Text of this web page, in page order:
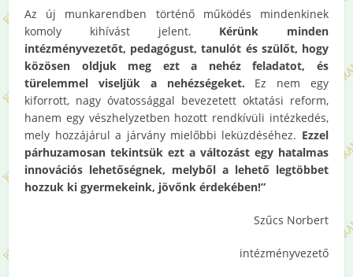
Az új munkarendben történő működés mindenkinek
komoly kihívást jelent. Kérünk minden
intézményvezetőt, pedagógust, tanulót és szülőt, hogy
közösen oldjuk meg ezt a nehéz feladatot, és
türelemmel viseljük a nehézségeket. Ez nem egy
kiforrott, nagy óvatossággal bevezetett oktatási reform,
hanem egy vészhelyzetben hozott rendkívüli intézkedés,
mely hozzájárul a járvány mielőbbi leküzdéséhez. Ezzel
párhuzamosan tekintsük ezt a változást egy hatalmas
innovációs lehetőségnek, melyből a lehető legtöbbet
hozzuk ki gyermekeink, jövőnk érdekében!”
Szűcs Norbert
intézményvezető